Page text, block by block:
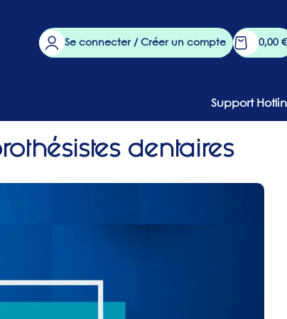
Se connecter / Créer un compte
0,00 €
Support
dentaires